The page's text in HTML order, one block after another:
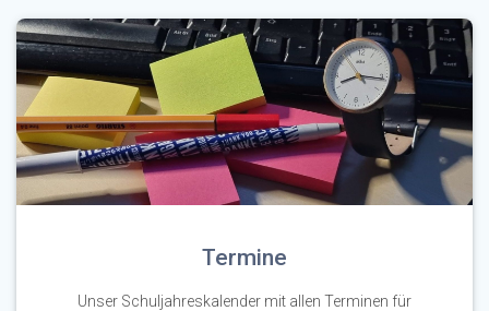
Termine
Unser Schuljahreskalender mit allen Terminen für